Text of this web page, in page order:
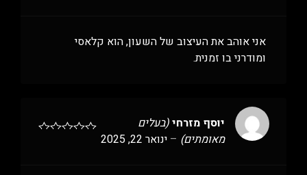
אני אוהב את העיצוב של השעון, הוא קלאסי
ומודרני בו זמנית.
יוסף מזרחי(בעלים
מאומתים) – ינואר 22, 2025